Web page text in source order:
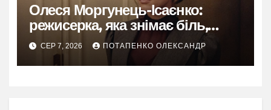
Олеся Моргунець-Ісаєнко:
режисерка, яка знімає біль,
пам’ять і надію України
СЕР 7, 2026 ПОТАПЕНКО ОЛЕКСАНДР